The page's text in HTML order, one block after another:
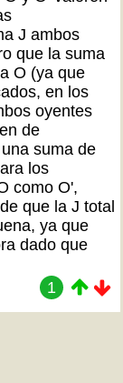
J ambos
que la suma
O (ya que
en los
oyentes
de
suma de
los
como O',
que la J total
ya que
dado que
1